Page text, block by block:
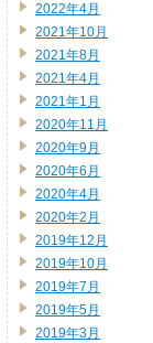
2022年4月
2021年10月
2021年8月
2021年4月
2021年1月
2020年11月
2020年9月
2020年6月
2020年4月
2020年2月
2019年12月
2019年10月
2019年7月
2019年5月
2019年3月